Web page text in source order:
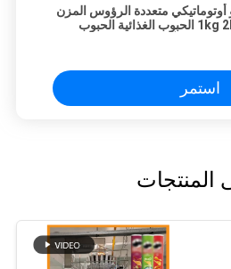
أوتوماتيكي متعددة الرؤوس المزن
1kg 2kg 5L الحبوب الغذائية الحبوب
استمر
المنتجات